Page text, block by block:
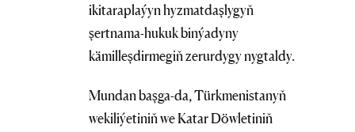
ikitaraplaýyn hyzmatdaşlygyň
şertnama-hukuk binýadyny
kämilleşdirmegiň zerurdygy nygtaldy.
Mundan başga-da, Türkmenistanyň
wekiliýetiniň we Katar Döwletiniň